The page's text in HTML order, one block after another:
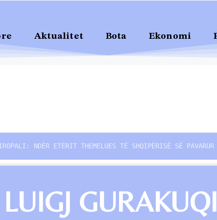
Aktualitet Bota Ekonomi
NDËR ETËRIT THEMELUES TË SHQIPËRISË SË PAVARUR